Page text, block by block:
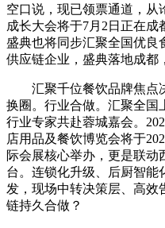
空口说，现已领票通道，从
成长大会将于7月2日正在成
盛典也将同步汇聚全国优良
供应链企业，盛典落地成都，
汇聚千位餐饮品牌焦点
换圈。行业合做。汇聚全国
行业专家共赴蓉城嘉会。
店用品及餐饮博览会将于
际会展核心举办，更是联
台。连锁化升级、后厨智能
发，现场中转决策层、高效
链持久合做？